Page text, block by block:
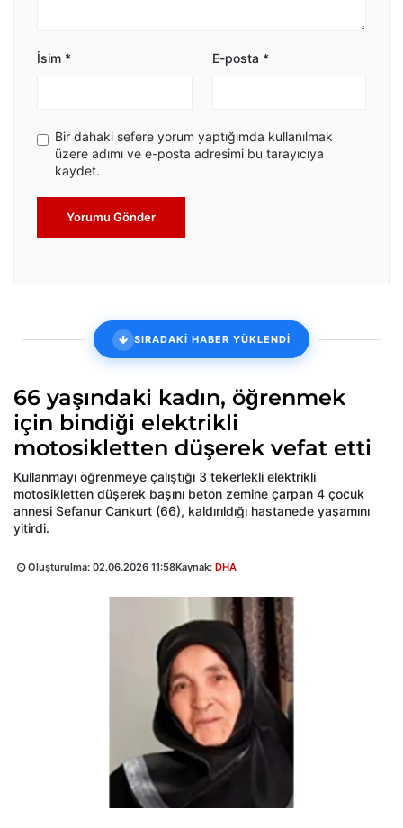
İsim * E-posta *
Bir dahaki sefere yorum yaptığımda kullanılmak
üzere adımı ve e-posta adresimi bu tarayıcıya
kaydet.
Yorumu Gönder
SIRADAKİ HABER YÜKLENDİ
66 yaşındaki kadın, öğrenmek
için bindiği elektrikli
motosikletten düşerek vefat etti
Kullanmayı öğrenmeye çalıştığı 3 tekerlekli elektrikli
motosikletten düşerek başını beton zemine çarpan 4 çocuk
annesi Sefanur Cankurt (66), kaldırıldığı hastanede yaşamını
yitirdi.
Oluşturulma: 02.06.2026 11:58Kaynak: DHA